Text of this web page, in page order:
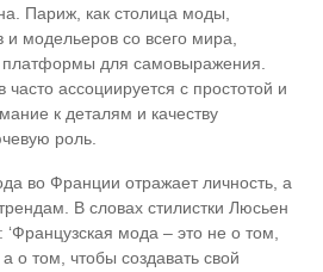
Париж, как столица моды,
и модельеров со всего мира,
платформы для самовыражения.
ассоциируется с простотой и
к деталям и качеству
роль.
во Франции отражает личность, а
В словах стилистки Люсьен
мода – это не о том,
о том, чтобы создавать свой